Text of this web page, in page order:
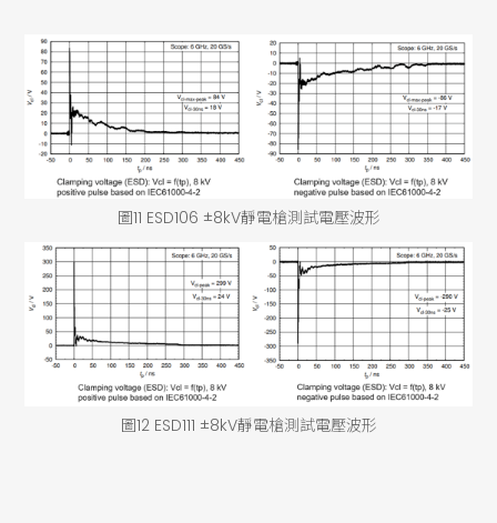
圖11 ESD106 ±8kV靜電槍測試電壓波形
圖12 ESD111 ±8kV靜電槍測試電壓波形